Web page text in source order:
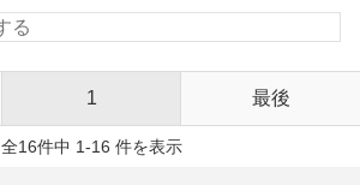
1 最後
全16件中 1-16 件を表示